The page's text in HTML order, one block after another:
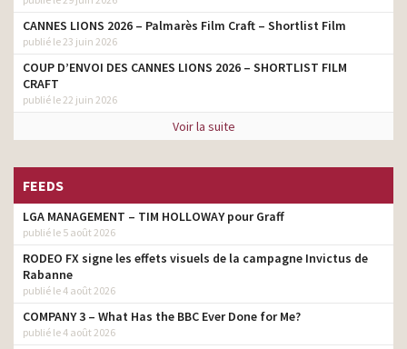
CANNES LIONS 2026 – Palmarès Film Craft – Shortlist Film
publié le 23 juin 2026
COUP D’ENVOI DES CANNES LIONS 2026 – SHORTLIST FILM
CRAFT
publié le 22 juin 2026
Voir la suite
FEEDS
LGA MANAGEMENT – TIM HOLLOWAY pour Graff
publié le 5 août 2026
RODEO FX signe les effets visuels de la campagne Invictus de
Rabanne
publié le 4 août 2026
COMPANY 3 – What Has the BBC Ever Done for Me?
publié le 4 août 2026